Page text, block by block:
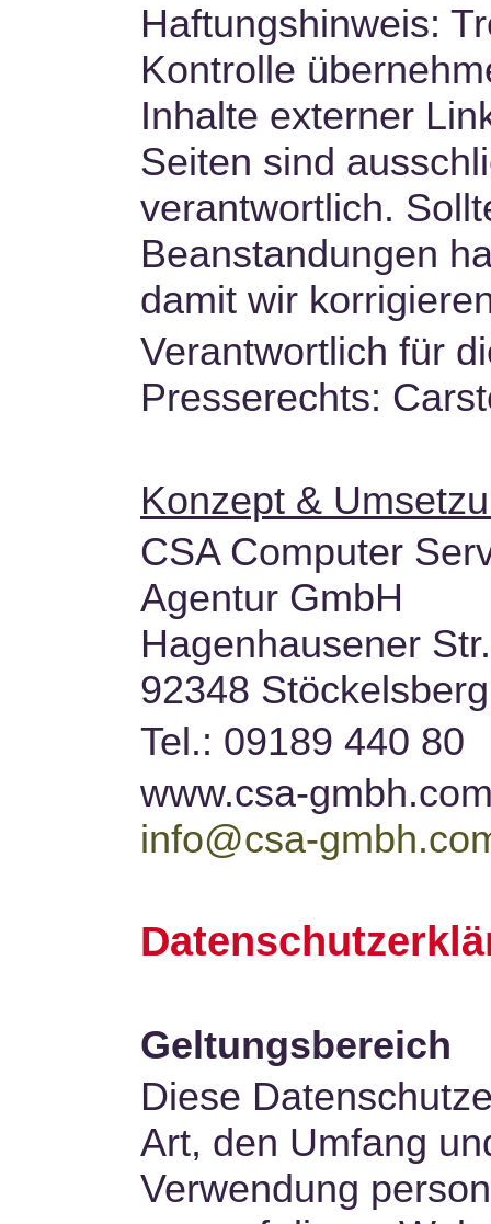
Haftungshinweis:
Kontrolle
Inhalte externer
Seiten sind
verantwortlich.
Beanstandungen
damit wir
Verantwortlich für
Presserechts:
Konzept &
CSA Computer
Agentur GmbH
Hagenhausener
92348 Stöckelsberg
Tel.: 09189 440 80
www.csa-
info@csa-
Geltungsbereich
Diese
Art, den Umfang
Verwendung